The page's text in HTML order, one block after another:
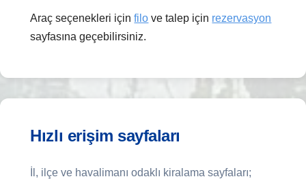
Araç seçenekleri içinfilo ve talep için rezervasyon
sayfasına geçebilirsiniz.
Hızlı erişim sayfaları
İl, ilçe ve havalimanı odaklı kiralama sayfaları;